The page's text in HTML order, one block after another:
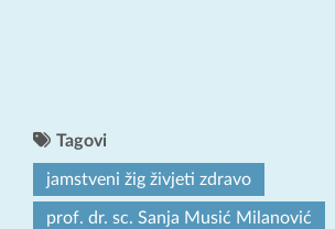
Tagovi
jamstveni žig živjeti zdravo
prof. dr. sc. Sanja Musić Milanović